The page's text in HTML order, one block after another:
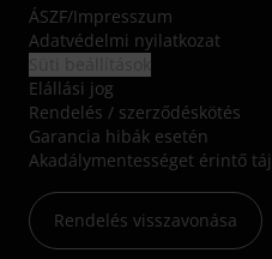
ÁSZF/Impresszum
Adatvédelmi nyilatkozat
Elállási jog
Rendelés / szerződéskötés
Garancia hibák esetén
Akadálymentességet érintő
Rendelés visszavonása